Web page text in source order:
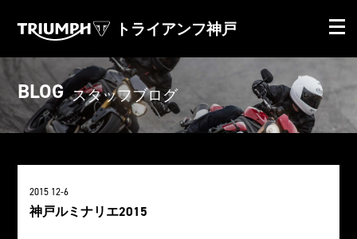
トライアンフ神戸
BLOG スタッフブログ
2015 12-6
神戸ルミナリエ2015